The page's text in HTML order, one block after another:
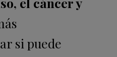
si puede